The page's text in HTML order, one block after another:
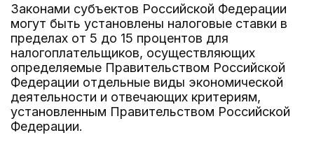
Законами субъектов Российской Федерации
могут быть установлены налоговые ставки в
пределах от 5 до 15 процентов для
налогоплательщиков, осуществляющих
определяемые Правительством Российской
Федерации отдельные виды экономической
деятельности и отвечающих критериям,
установленным Правительством Российской
Федерации.